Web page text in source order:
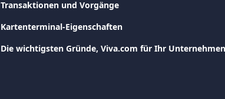
Transaktionen und Vorgänge
Kartenterminal-Eigenschaften
Die wichtigsten Gründe, Viva.com für Ihr